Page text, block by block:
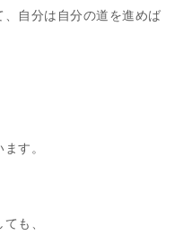
自分は自分の道を進めば
す。
も、